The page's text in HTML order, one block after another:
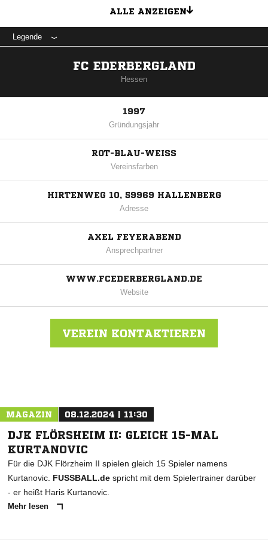
ALLE ANZEIGEN
Legende
FC EDERBERGLAND
Hessen
1997
Gründungsjahr
ROT-BLAU-WEISS
Vereinsfarben
HIRTENWEG 10, 59969 HALLENBERG
Adresse
AXEL FEYERABEND
Ansprechpartner
WWW.FCEDERBERGLAND.DE
Website
VEREIN KONTAKTIEREN
MAGAZIN 08.12.2024 | 11:30
DJK FLÖRSHEIM II: GLEICH 15-MAL
KURTANOVIC
Für die DJK Flörzheim II spielen gleich 15 Spieler namens
Kurtanovic. FUSSBALL.de spricht mit dem Spielertrainer darüber
- er heißt Haris Kurtanovic.
Mehr lesen